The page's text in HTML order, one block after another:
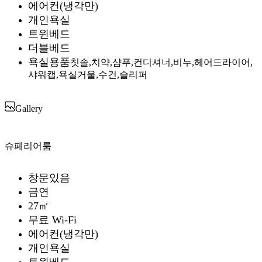
에어컨(냉각만)
개인욕실
트윈베드
더블베드
욕실용품칫솔,치약,샴푸,컨디셔너,비누,헤어드라이어,
샤워캡,욕실거울,수건,슬리퍼
Gallery
슈페리어룸
창문있음
금연
27㎡
무료 Wi-Fi
에어컨(냉각만)
개인욕실